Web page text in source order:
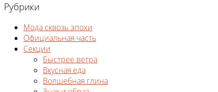
Рубрики
Мода сквозь эпохи
Официальная часть
Секции
Быстрее ветра
Вкусная еда
Волшебная глина